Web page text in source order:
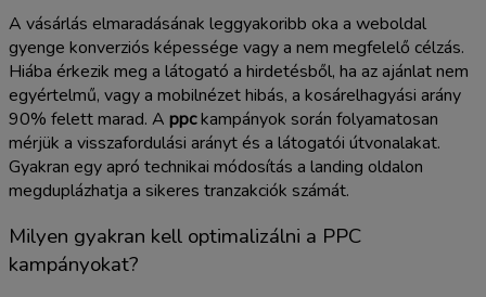
A vásárlás elmaradásának leggyakoribb oka a weboldal
gyenge konverziós képessége vagy a nem megfelelő célzás.
Hiába érkezik meg a látogató a hirdetésből, ha az ajánlat nem
egyértelmű, vagy a mobilnézet hibás, a kosárelhagyási arány
90% felett marad. A ppckampányok során folyamatosan
mérjük a visszafordulási arányt és a látogatói útvonalakat.
Gyakran egy apró technikai módosítás a landing oldalon
megduplázhatja a sikeres tranzakciók számát.
Milyen gyakran kell optimalizálni a PPC
kampányokat?